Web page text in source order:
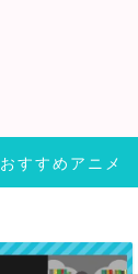
おすすめアニメ